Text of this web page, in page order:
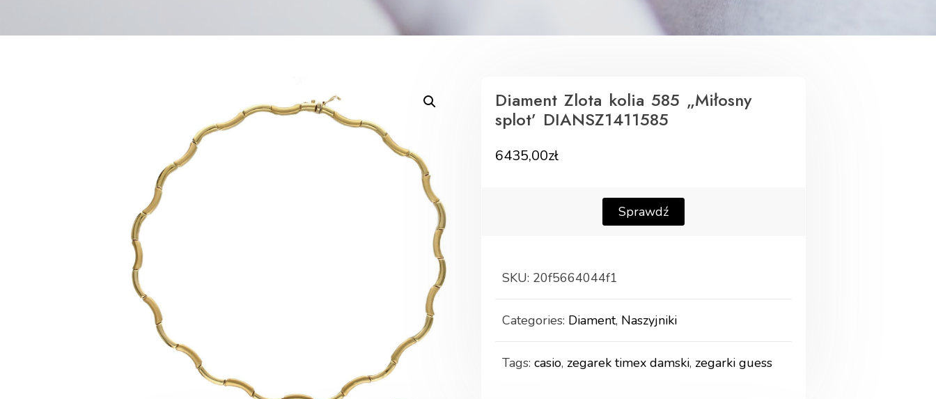
Diament Zlota kolia 585 „Miłosny
splot’ DIANSZ1411585
6435,00zł
Sprawdź
SKU: 20f5664044f1
Categories: Diament, Naszyjniki
Tags:casio, zegarek timex damski, zegarki guess